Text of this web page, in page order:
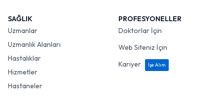
SAĞLIK
Uzmanlar
Uzmanlık Alanları
Hastalıklar
Hizmetler
Hastaneler
PROFESYONELLER
Doktorlar İçin
Web Siteniz İçin
Kariyer
İşe Alım